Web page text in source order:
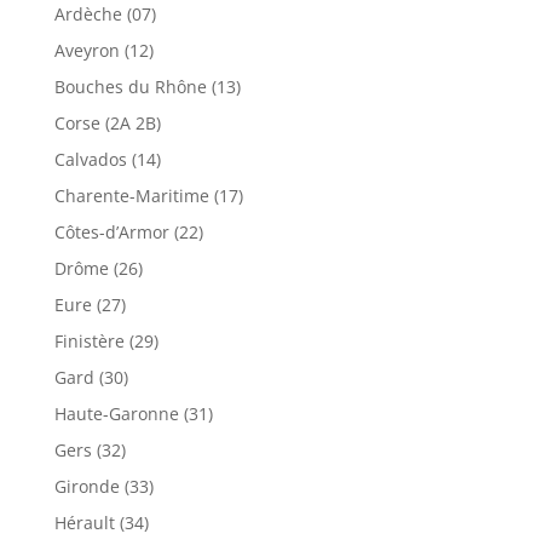
Ardèche (07)
Aveyron (12)
Bouches du Rhône (13)
Corse (2A 2B)
Calvados (14)
Charente-Maritime (17)
Côtes-d’Armor (22)
Drôme (26)
Eure (27)
Finistère (29)
Gard (30)
Haute-Garonne (31)
Gers (32)
Gironde (33)
Hérault (34)